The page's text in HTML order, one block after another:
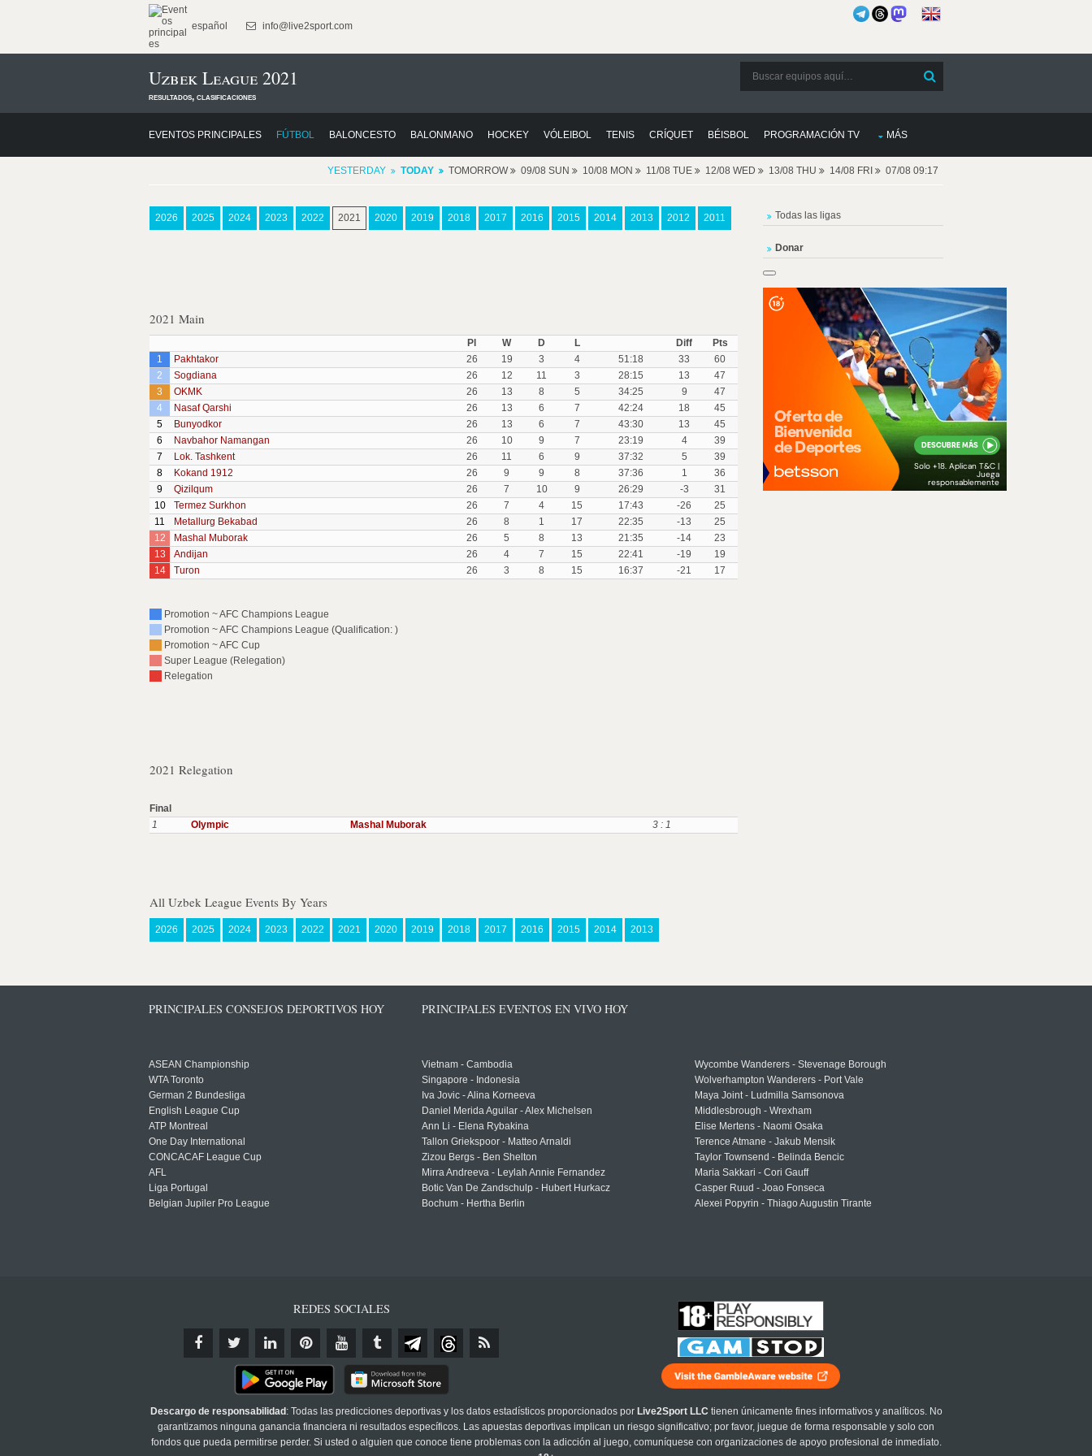
español info@live2sport.com
Uzbek League 2021
resultados, clasificaciones
EVENTOS PRINCIPALES FÚTBOL BALONCESTO BALONMANO HOCKEY VÓLEIBOL TENIS CRÍQUET BÉISBOL PROGRAMACIÓN TV MÁS
YESTERDAY TODAY TOMORROW 09/08 SUN 10/08 MON 11/08 TUE 12/08 WED 13/08 THU 14/08 FRI 07/08 09:17
2026 2025 2024 2023 2022 2021 2020 2019 2018 2017 2016 2015 2014 2013 2012 2011
2021 Main
Pl W D L Diff
Pts
1
Pakhtakor 26 19 3 4 51:18 33
60
2
Sogdiana 26 12 11 3 28:15 13
47
3
OKMK 26 13 8 5 34:25 9
47
4
Nasaf Qarshi 26 13 6 7 42:24 18
45
5
Bunyodkor 26 13 6 7 43:30 13
45
6
Navbahor Namangan 26 10 9 7 23:19 4
39
7
Lok. Tashkent 26 11 6 9 37:32 5
39
8
Kokand 1912 26 9 9 8 37:36 1
36
9
Qizilqum 26 7 10 9 26:29 -3
31
10
Termez Surkhon 26 7 4 15 17:43 -26
25
11
Metallurg Bekabad 26 8 1 17 22:35 -13
25
12
Mashal Muborak 26 5 8 13 21:35 -14
23
13
Andijan 26 4 7 15 22:41 -19
19
14
Turon 26 3 8 15 16:37 -21 17
Promotion ~ AFC Champions League
Promotion ~ AFC Champions League (Qualification: )
Promotion ~ AFC Cup
Super League (Relegation)
Relegation
2021 Relegation
Final
1
Olympic Mashal Muborak 3 : 1
All Uzbek League Events By Years
2026 2025 2024 2023 2022 2021 2020 2019 2018 2017 2016 2015 2014 2013
Todas las ligas
Donar
PRINCIPALES CONSEJOS DEPORTIVOS HOY
ASEAN Championship
WTA Toronto
German 2 Bundesliga
English League Cup
ATP Montreal
One Day International
CONCACAF League Cup
AFL
Liga Portugal
Belgian Jupiler Pro League
PRINCIPALES EVENTOS EN VIVO HOY
Vietnam - Cambodia
Singapore - Indonesia
Iva Jovic - Alina Korneeva
Daniel Merida Aguilar - Alex Michelsen
Ann Li - Elena Rybakina
Tallon Griekspoor - Matteo Arnaldi
Zizou Bergs - Ben Shelton
Mirra Andreeva - Leylah Annie Fernandez
Botic Van De Zandschulp - Hubert Hurkacz
Bochum - Hertha Berlin
Wycombe Wanderers - Stevenage Borough
Wolverhampton Wanderers - Port Vale
Maya Joint - Ludmilla Samsonova
Middlesbrough - Wrexham
Elise Mertens - Naomi Osaka
Terence Atmane - Jakub Mensik
Taylor Townsend - Belinda Bencic
Maria Sakkari - Cori Gauff
Casper Ruud - Joao Fonseca
Alexei Popyrin - Thiago Augustin Tirante
REDES SOCIALES
Descargo de responsabilidad : Todas las predicciones deportivas y los datos estadísticos proporcionados por Live2Sport LLC tienen únicamente fines informativos y analíticos. No
garantizamos ninguna ganancia financiera ni resultados específicos. Las apuestas deportivas implican un riesgo significativo; por favor, juegue de forma responsable y solo con
fondos que pueda permitirse perder. Si usted o alguien que conoce tiene problemas con la adicción al juego, comuníquese con organizaciones de apoyo profesional de inmediato.